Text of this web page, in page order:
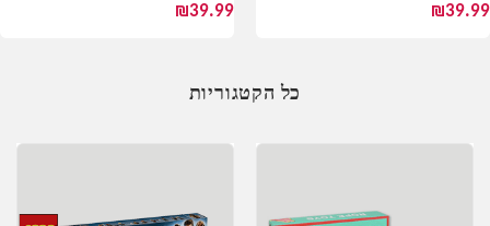
₪39.99
₪39.99
כל הקטגוריות